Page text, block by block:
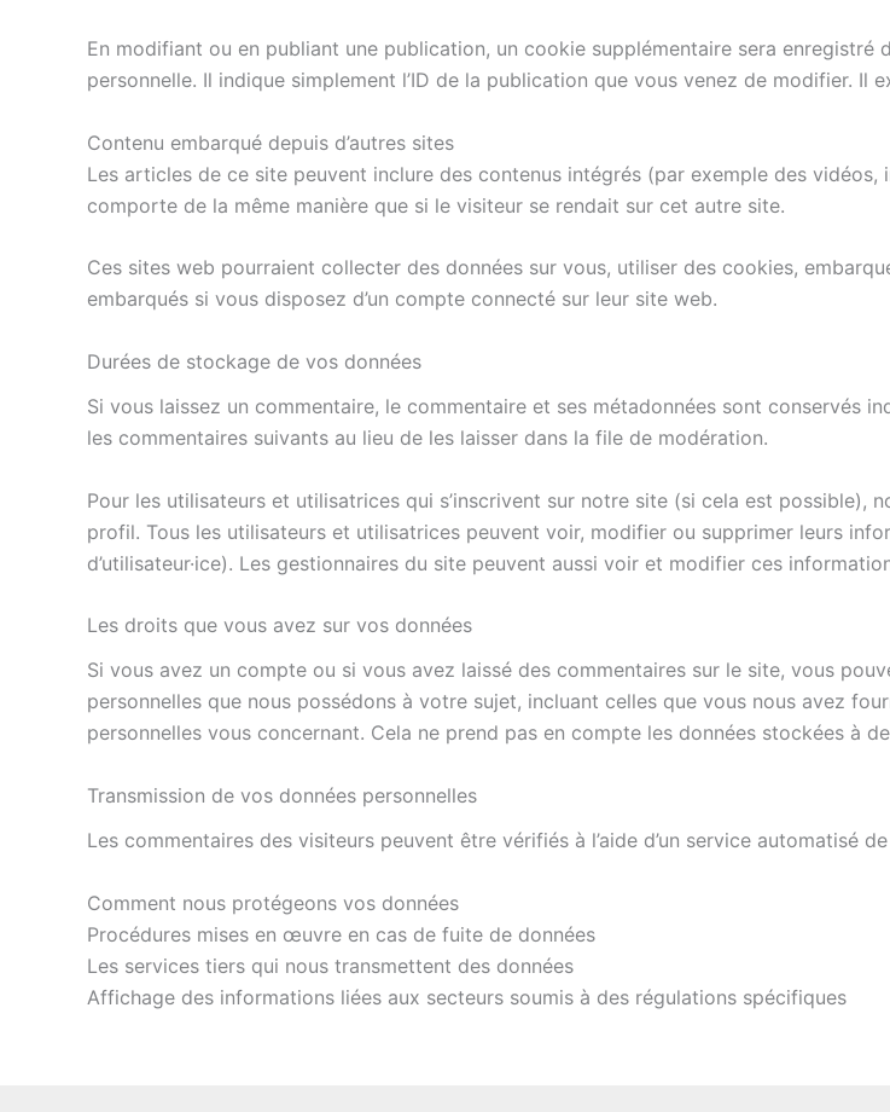
En modifiant ou en publiant une publication, un cookie supplémentaire sera
personnelle. Il indique simplement l’ID de la publication que vous venez de modifier. Il
Contenu embarqué depuis d’autres sites
Les articles de ce site peuvent inclure des contenus intégrés (par exemple des
comporte de la même manière que si le visiteur se rendait sur cet autre site.
Ces sites web pourraient collecter des données sur vous, utiliser des cookies,
embarqués si vous disposez d’un compte connecté sur leur site web.
Durées de stockage de vos données
Si vous laissez un commentaire, le commentaire et ses métadonnées sont conservés
les commentaires suivants au lieu de les laisser dans la file de modération.
Pour les utilisateurs et utilisatrices qui s’inscrivent sur notre site (si cela est possible),
profil. Tous les utilisateurs et utilisatrices peuvent voir, modifier ou supprimer leurs
d’utilisateur·ice). Les gestionnaires du site peuvent aussi voir et modifier ces
Les droits que vous avez sur vos données
Si vous avez un compte ou si vous avez laissé des commentaires sur le site, vous
personnelles que nous possédons à votre sujet, incluant celles que vous nous avez
personnelles vous concernant. Cela ne prend pas en compte les données stockées à
Transmission de vos données personnelles
Les commentaires des visiteurs peuvent être vérifiés à l’aide d’un service automatisé
Comment nous protégeons vos données
Procédures mises en œuvre en cas de fuite de données
Les services tiers qui nous transmettent des données
Affichage des informations liées aux secteurs soumis à des régulations spécifiques